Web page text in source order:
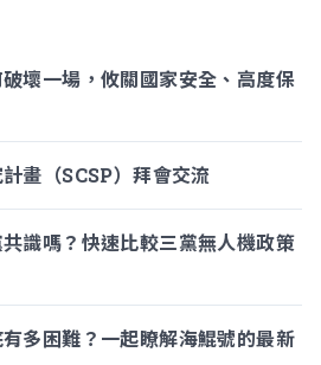
壞一場，攸關國家安全、高度保
畫（SCSP）拜會交流
識嗎？快速比較三黨無人機政策
多困難？一起瞭解海鯤號的最新